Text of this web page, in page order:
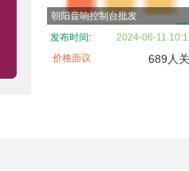
朝阳音响控制台批发
发布时间:
2024-06-11
价格面议
689人